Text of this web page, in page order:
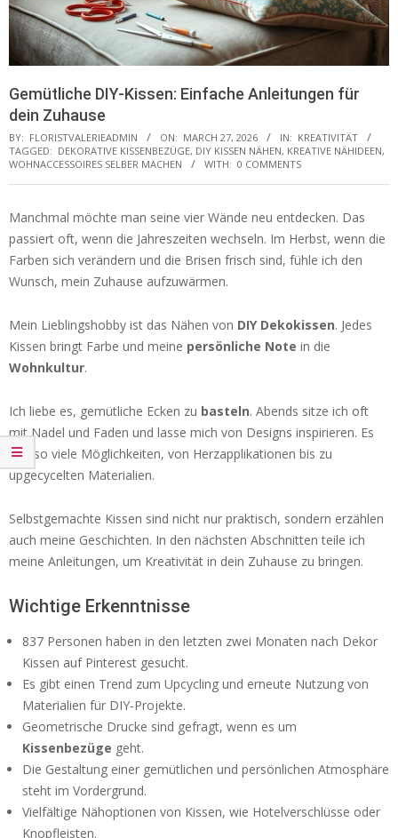
Gemütliche DIY-Kissen: Einfache Anleitungen für
dein Zuhause
BY: FLORISTVALERIEADMIN ON: MARCH 27, 2026 IN: KREATIVITÄT
TAGGED: DEKORATIVE KISSENBEZÜGE, DIY KISSEN NÄHEN, KREATIVE NÄHIDEEN,
WOHNACCESSOIRES SELBER MACHEN
WITH: 0 COMMENTS
Manchmal möchte man seine vier Wände neu entdecken. Das
passiert oft, wenn die Jahreszeiten wechseln. Im Herbst, wenn die
Farben sich verändern und die Brisen frisch sind, fühle ich den
Wunsch, mein Zuhause aufzuwärmen.
Mein Lieblingshobby ist das Nähen von DIY Dekokissen. Jedes
Kissen bringt Farbe und meine persönliche Note in die
Wohnkultur.
Ich liebe es, gemütliche Ecken zu basteln. Abends sitze ich oft
mit Nadel und Faden und lasse mich von Designs inspirieren. Es
gibt so viele Möglichkeiten, von Herzapplikationen bis zu
upgecycelten Materialien.
Selbstgemachte Kissen sind nicht nur praktisch, sondern erzählen
auch meine Geschichten. In den nächsten Abschnitten teile ich
meine Anleitungen, um Kreativität in dein Zuhause zu bringen.
Wichtige Erkenntnisse
837 Personen haben in den letzten zwei Monaten nach Dekor
Kissen auf Pinterest gesucht.
Es gibt einen Trend zum Upcycling und erneute Nutzung von
Materialien für DIY-Projekte.
Geometrische Drucke sind gefragt, wenn es um
Kissenbezüge geht.
Die Gestaltung einer gemütlichen und persönlichen Atmosphäre
steht im Vordergrund.
Vielfältige Nähoptionen von Kissen, wie Hotelverschlüsse oder
Knopfleisten.